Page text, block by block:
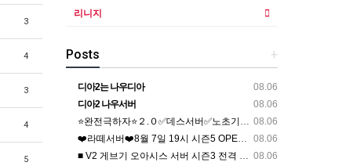
3
4
3
4
5
리니지
+
Posts
08.06
디아2는 나우디아
08.06
디아2 나우서버
08.06
⭐️완전극하자⭐️２.０✅데스서버✅노초기화✅2서버✅주말변신이벤트✅
08.06
❤️라떼서버❤️8월 7일 19시 시즌5 OPEN❤️초기화 전 풀템 지원❤️
08.06
■ V2 게브기 오아시스 서버 시즌3 전격 오픈 ■